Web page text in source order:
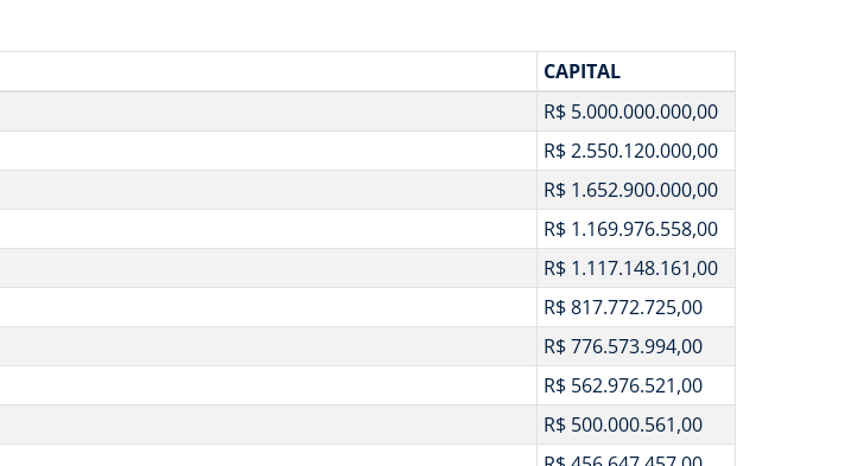
CAPITAL
R$ 5.000.000.000,00
R$ 2.550.120.000,00
R$ 1.652.900.000,00
R$ 1.169.976.558,00
R$ 1.117.148.161,00
R$ 817.772.725,00
R$ 776.573.994,00
R$ 562.976.521,00
R$ 500.000.561,00